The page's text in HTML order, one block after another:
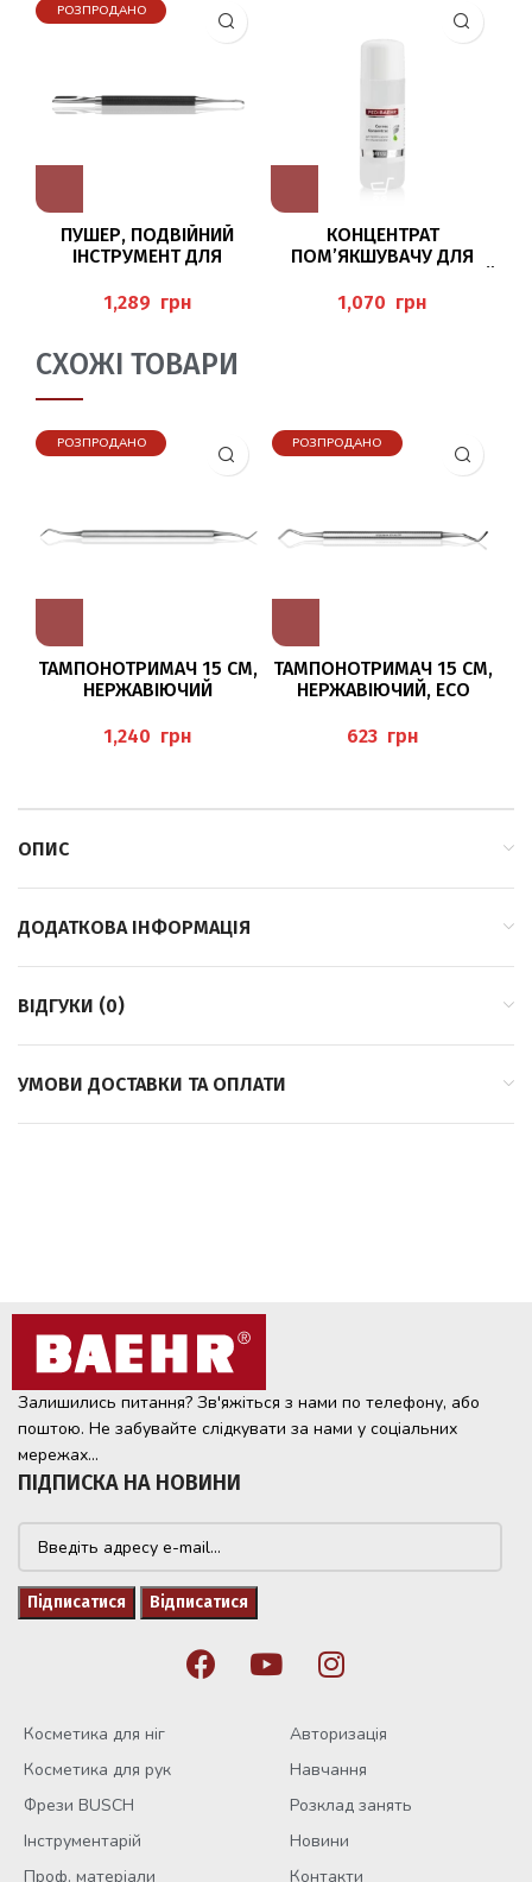
РОЗПРОДАНО
ПУШЕР, ПОДВІЙНИЙ
ІНСТРУМЕНТ ДЛЯ
КУТИКУЛИ BAEHR
грн
КОНЦЕНТРАТ
ПОМ’ЯКШУВАЧУ ДЛЯ
ШКІРИ 50МЛ (CORNEX
KONZENTRAT) PEDIBAEHR
грн
СХОЖІ ТОВАРИ
РОЗПРОДАНО
ТАМПОНОТРИМАЧ 15 СМ,
НЕРЖАВІЮЧИЙ
грн
РОЗПРОДАНО
ТАМПОНОТРИМАЧ 15 СМ,
НЕРЖАВІЮЧИЙ, ECO
грн
ОПИС
ДОДАТКОВА ІНФОРМАЦІЯ
ВІДГУКИ (0)
УМОВИ ДОСТАВКИ ТА ОПЛАТИ
Залишились питання? Зв'яжіться з нами по телефону, або
поштою. Не забувайте слідкувати за нами у соціальних
мережах...
ПІДПИСКА НА НОВИНИ
Косметика для ніг
Косметика для рук
Фрези BUSCH
Інструментарій
Проф. матеріали
Авторизація
Навчання
Розклад занять
Новини
Контакти